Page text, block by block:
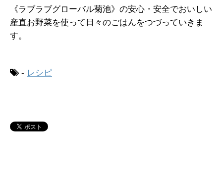
《ラブラブグローバル菊池》の安心・安全でおいしい
産直お野菜を使って日々のごはんをつづっていきま
す。
- レシピ